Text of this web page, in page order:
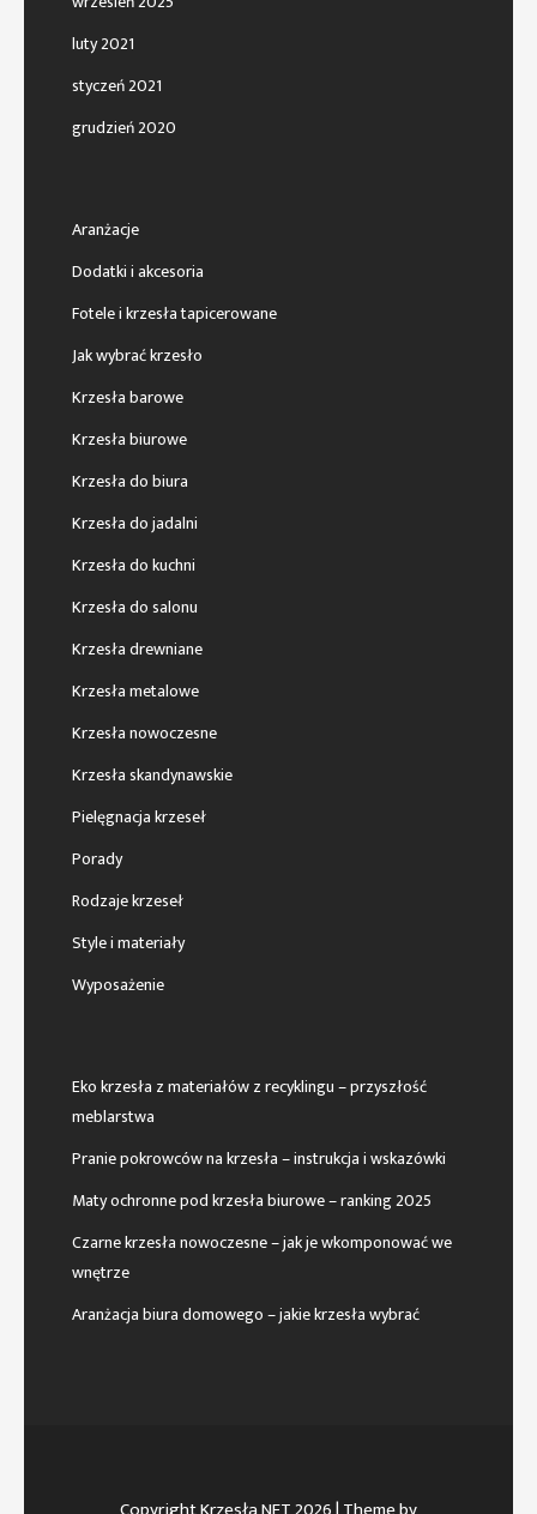
luty 2021
styczeń 2021
grudzień 2020
Aranżacje
Dodatki i akcesoria
Fotele i krzesła tapicerowane
Jak wybrać krzesło
Krzesła barowe
Krzesła biurowe
Krzesła do biura
Krzesła do jadalni
Krzesła do kuchni
Krzesła do salonu
Krzesła drewniane
Krzesła metalowe
Krzesła nowoczesne
Krzesła skandynawskie
Pielęgnacja krzeseł
Porady
Rodzaje krzeseł
Style i materiały
Wyposażenie
Eko krzesła z materiałów z recyklingu – przyszłość
meblarstwa
Pranie pokrowców na krzesła – instrukcja i wskazówki
Maty ochronne pod krzesła biurowe – ranking 2025
Czarne krzesła nowoczesne – jak je wkomponować we
wnętrze
Aranżacja biura domowego – jakie krzesła wybrać